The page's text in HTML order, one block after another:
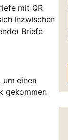
mit QR
inzwischen
Briefe
um einen
gekommen